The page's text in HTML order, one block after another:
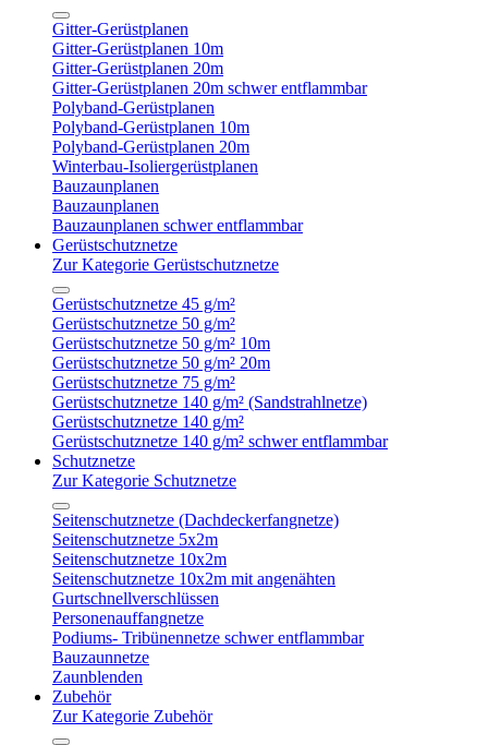
Gitter-Gerüstplanen
Gitter-Gerüstplanen 10m
Gitter-Gerüstplanen 20m
Gitter-Gerüstplanen 20m schwer entflammbar
Polyband-Gerüstplanen
Polyband-Gerüstplanen 10m
Polyband-Gerüstplanen 20m
Winterbau-Isoliergerüstplanen
Bauzaunplanen
Bauzaunplanen
Bauzaunplanen schwer entflammbar
Gerüstschutznetze
Zur Kategorie Gerüstschutznetze
Gerüstschutznetze 45 g/m²
Gerüstschutznetze 50 g/m²
Gerüstschutznetze 50 g/m² 10m
Gerüstschutznetze 50 g/m² 20m
Gerüstschutznetze 75 g/m²
Gerüstschutznetze 140 g/m² (Sandstrahlnetze)
Gerüstschutznetze 140 g/m²
Gerüstschutznetze 140 g/m² schwer entflammbar
Schutznetze
Zur Kategorie Schutznetze
Seitenschutznetze (Dachdeckerfangnetze)
Seitenschutznetze 5x2m
Seitenschutznetze 10x2m
Seitenschutznetze 10x2m mit angenähten
Gurtschnellverschlüssen
Personenauffangnetze
Podiums- Tribünennetze schwer entflammbar
Bauzaunnetze
Zaunblenden
Zubehör
Zur Kategorie Zubehör